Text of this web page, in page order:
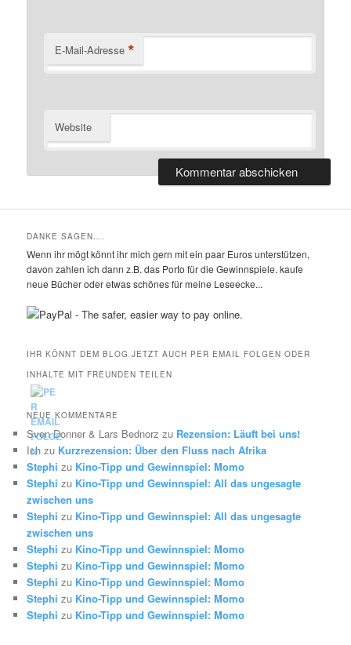
E-Mail-Adresse *
Website
DANKE SAGEN….
Wenn ihr mögt könnt ihr mich gern mit ein paar Euros unterstützen,
davon zahlen ich dann z.B. das Porto für die Gewinnspiele. kaufe
neue Bücher oder etwas schönes für meine Leseecke...
IHR KÖNNT DEM BLOG JETZT AUCH PER EMAIL FOLGEN ODER
INHALTE MIT FREUNDEN TEILEN
NEUE KOMMENTARE
Sven Donner & Lars Bednorz zu Rezension: Läuft bei uns!
Ich zu Kurzrezension: Über den Fluss nach Afrika
Stephi zu Kino-Tipp und Gewinnspiel: Momo
Stephi zu Kino-Tipp und Gewinnspiel: All das ungesagte
zwischen uns
Stephi zu Kino-Tipp und Gewinnspiel: All das ungesagte
zwischen uns
Stephi zu Kino-Tipp und Gewinnspiel: Momo
Stephi zu Kino-Tipp und Gewinnspiel: Momo
Stephi zu Kino-Tipp und Gewinnspiel: Momo
Stephi zu Kino-Tipp und Gewinnspiel: Momo
Stephi zu Kino-Tipp und Gewinnspiel: Momo